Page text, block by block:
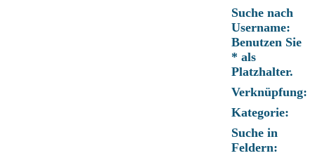
Suche nach
Username:
Benutzen Sie
* als
Platzhalter.
Verknüpfung:
Kategorie:
Suche in
Feldern: